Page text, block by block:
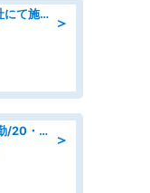
＞
工事・土木施工管理/総合技術商社にて施工管理のお仕事/即日勤務可/車通勤可/工事・土木施工管理/生産・品質管理
＞
検品・検査/高収入/日払いOK/日勤/20・30・40代活躍中/製造 工場